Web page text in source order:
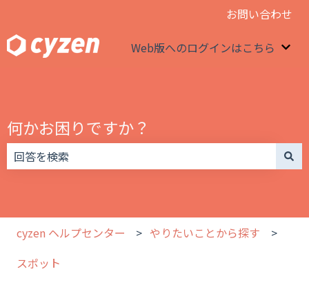
お問い合わせ
Web版へのログインはこちら
何かお困りですか？
cyzen ヘルプセンター
やりたいことから探す
スポット